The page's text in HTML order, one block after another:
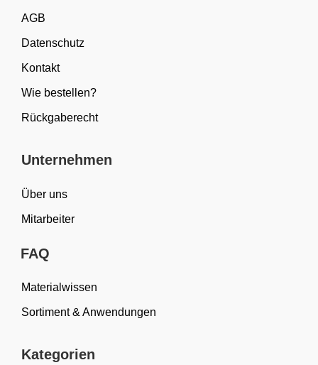
AGB
Datenschutz
Kontakt
Wie bestellen?
Rückgaberecht
Unternehmen
Über uns
Mitarbeiter
FAQ
Materialwissen
Sortiment & Anwendungen
Kategorien